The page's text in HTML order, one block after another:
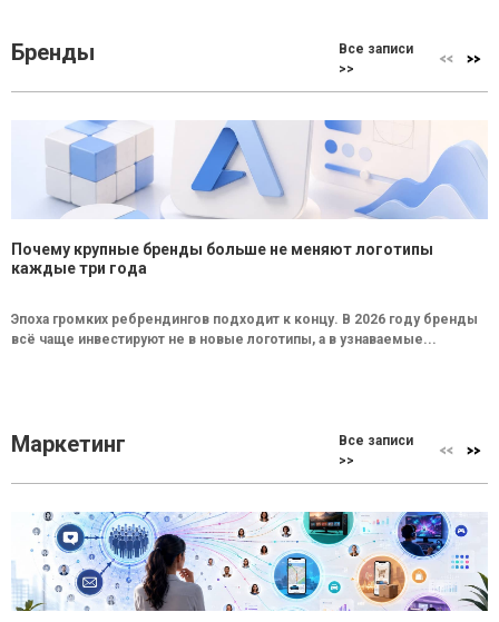
Бренды
Все записи
>>
Почему крупные бренды больше не меняют логотипы
каждые три года
Эпоха громких ребрендингов подходит к концу. В 2026 году бренды
всё чаще инвестируют не в новые логотипы, а в узнаваемые...
Маркетинг
Все записи
>>